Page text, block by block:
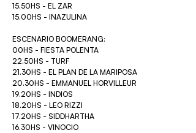
15.50HS - EL ZAR
15.00HS - INAZULINA
ESCENARIO BOOMERANG:
00HS - FIESTA POLENTA
22.50HS - TURF
21.30HS - EL PLAN DE LA MARIPOSA
20.30HS - EMMANUEL HORVILLEUR
19.20HS - INDIOS
18.20HS - LEO RIZZI
17.20HS - SIDDHARTHA
16.30HS - VINOCIO